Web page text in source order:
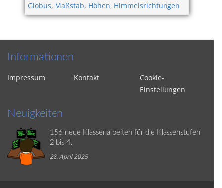
Globus, Maßstab, Höhen, Himmelsrichtungen
Informationen
Impressum Kontakt
Cookie-
Einstellungen
Neuigkeiten
156 neue Klassenarbeiten für die Klassenstufen
2 bis 4.
28. April 2025